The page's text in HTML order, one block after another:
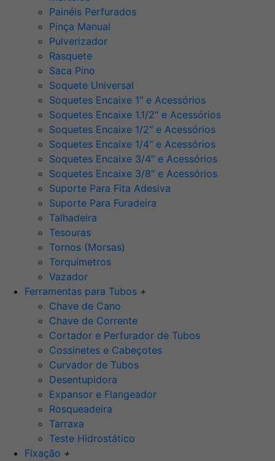
Painéis Perfurados
Pinça Manual
Pulverizador
Rasquete
Saca Pino
Soquete Universal
Soquetes Encaixe 1" e Acessórios
Soquetes Encaixe 1.1/2" e Acessórios
Soquetes Encaixe 1/2" e Acessórios
Soquetes Encaixe 1/4" e Acessórios
Soquetes Encaixe 3/4" e Acessórios
Soquetes Encaixe 3/8" e Acessórios
Suporte Para Fita Adesiva
Suporte Para Furadeira
Talhadeira
Tesouras
Tornos (Morsas)
Torquímetros
Vazador
Ferramentas para Tubos +
Chave de Cano
Chave de Corrente
Cortador e Perfurador de Tubos
Cossinetes e Cabeçotes
Curvador de Tubos
Desentupidora
Expansor e Flangeador
Rosqueadeira
Tarraxa
Teste Hidrostático
Fixação +